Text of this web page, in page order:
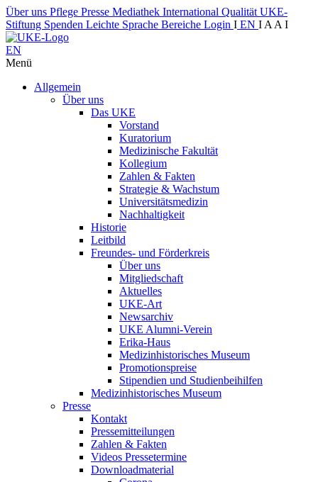
Über uns Pflege Presse Mediathek International Qualität UKE-
Stiftung Spenden Leichte Sprache Bereiche Login I EN I A A I
EN
Menü
Allgemein
Über uns
Das UKE
Vorstand
Kuratorium
Medizinische Fakultät
Kollegium
Zahlen & Fakten
Strategie & Wachstum
Universitätsmedizin
Nachhaltigkeit
Historie
Leitbild
Freundes- und Förderkreis
Über uns
Mitgliedschaft
Aktuelles
UKE-Art
Newsarchiv
UKE Alumni-Verein
Erika-Haus
Medizinhistorisches Museum
Promotionspreise
Stipendien und Studienbeihilfen
Medizinhistorisches Museum
Presse
Kontakt
Pressemitteilungen
Zahlen & Fakten
Videos Pressetermine
Downloadmaterial